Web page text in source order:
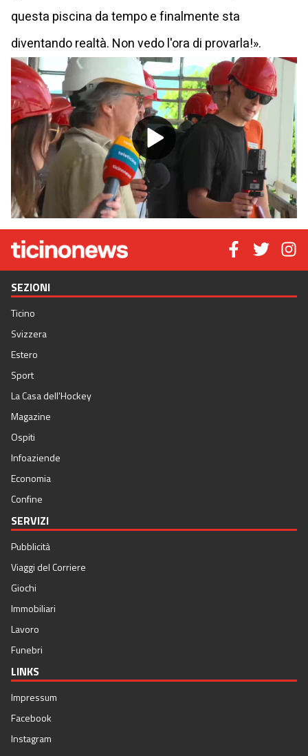
questa piscina da tempo e finalmente sta
diventando realtà. Non vedo l'ora di provarla!».
Play
Video
SEZIONI
Ticino
Svizzera
Estero
Sport
La Casa dell'Hockey
Magazine
Ospiti
Infoaziende
Economia
Confine
SERVIZI
Pubblicità
Viaggi del Corriere
Giochi
Immobiliari
Lavoro
Funebri
LINKS
Impressum
Facebook
Instagram